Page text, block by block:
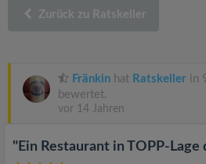
Zurück zu Ratskeller
Fränkin hat Ratskeller in
bewertet.
vor 14 Jahren
"Ein Restaurant in TOPP-Lage
a